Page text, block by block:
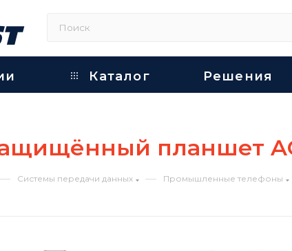
Каталог Решения
планшет
— Системы передачи данных — Промышленные телефоны